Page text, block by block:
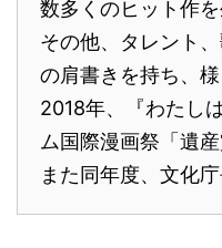
数多くのヒット作を
その他、タレント
の肩書きを持ち、
2018年、『わたし
ム国際漫画祭「遺産
また同年度、文化庁